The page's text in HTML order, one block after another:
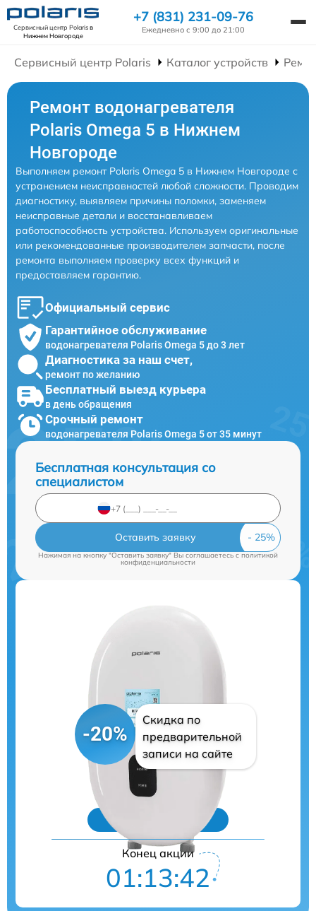
Сервисный центр Polarisв
Нижнем Новгороде
+7 (831) 231-09-76
Ежедневно с 9:00 до 21:00
Сервисный центр Polaris Каталог устройств
Ремонт водонагревателя
Polaris Omega 5 в Нижнем
Новгороде
Выполняем ремонт Polaris Omega 5 в Нижнем Новгороде с
устранением неисправностей любой сложности. Проводим
диагностику, выявляем причины поломки, заменяем
неисправные детали и восстанавливаем
работоспособность устройства. Используем оригинальные
или рекомендованные производителем запчасти, после
ремонта выполняем проверку всех функций и
предоставляем гарантию.
Официальный сервис
Гарантийное обслуживание
водонагревателя Polaris Omega 5 до 3 лет
Диагностика за наш счет,
ремонт по желанию
Бесплатный выезд курьера
в день обращения
Срочный ремонт
водонагревателя Polaris Omega 5 от 35 минут
Бесплатная консультация со
специалистом
Оставить заявку
Нажимая на кнопку "Оставить заявку" Вы соглашаетесь cполитикой
конфиденциальности
-20%
Скидка по
предварительной
записи на сайте
Конец акции
01:13:41